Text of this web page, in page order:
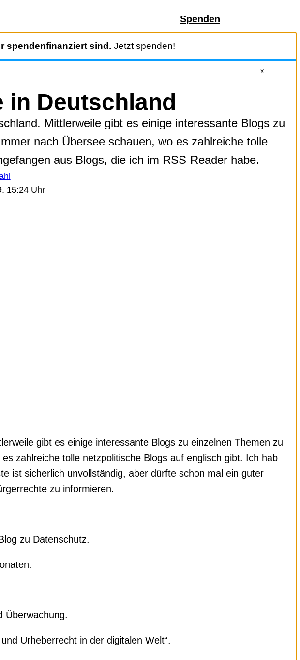
Spenden
X
spendenfinanziert sind. Jetzt spenden!
in Deutschland
Mittlerweile gibt es einige interessante Blogs zu
nach Übersee schauen, wo es zahlreiche tolle
aus Blogs, die ich im RSS-Reader habe.
15:24 Uhr
gibt es einige interessante Blogs zu einzelnen Themen zu
zahlreiche tolle netzpolitische Blogs auf englisch gibt. Ich hab
ist sicherlich unvollständig, aber dürfte schon mal ein guter
zu informieren.
zu Datenschutz.
Überwachung.
Urheberrecht in der digitalen Welt“.